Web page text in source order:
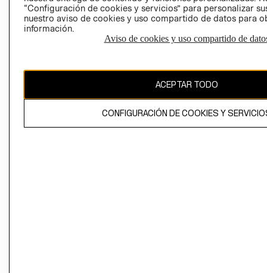
CAMBIAR REGIÓN
propiedad de H&M Hennes & Mauritz AB
“Configuración de cookies y servicios” para personalizar
nuestro aviso de cookies y uso compartido de datos para
información.
Aviso de cookies y uso compartido de
ACEPTAR TODO
CONFIGURACIÓN DE COOKIES Y